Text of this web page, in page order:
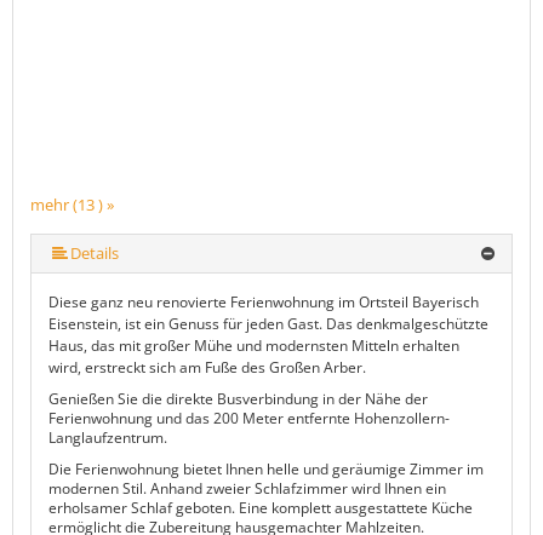
mehr (13 ) »
mehr (13 ) »
mehr (13 ) »
mehr (13 ) »
mehr (13 ) »
mehr (13 ) »
mehr (13 ) »
mehr (13 ) »
mehr (13 ) »
mehr (13 ) »
Details
Diese ganz neu renovierte Ferienwohnung im Ortsteil Bayerisch
Eisenstein, ist ein Genuss für jeden Gast. Das denkmalgeschützte
Haus, das mit großer Mühe und modernsten Mitteln erhalten
wird, erstreckt sich am Fuße des Großen Arber.
Genießen Sie die direkte Busverbindung in der Nähe der
Ferienwohnung und das 200 Meter entfernte Hohenzollern-
Langlaufzentrum.
Die Ferienwohnung bietet Ihnen helle und geräumige Zimmer im
modernen Stil. Anhand zweier Schlafzimmer wird Ihnen ein
erholsamer Schlaf geboten. Eine komplett ausgestattete Küche
ermöglicht die Zubereitung hausgemachter Mahlzeiten.